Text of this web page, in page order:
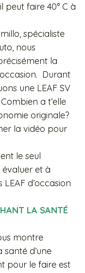
peut faire 40° C à
spécialiste
nous
la
Durant
une LEAF SV
a t’elle
originale?
la vidéo pour
le seul
et à
d’occasion
LA SANTÉ
montre
d’une
pour le faire est